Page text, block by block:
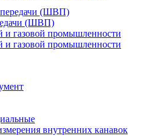
(ШВП)
(ШВП)
и газовой промышленности
и газовой промышленности
внутренних канавок